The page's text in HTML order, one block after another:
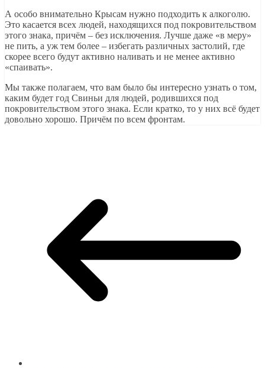
А особо внимательно Крысам нужно подходить к алкоголю.
Это касается всех людей, находящихся под покровительством
этого знака, причём – без исключения. Лучше даже «в меру»
не пить, а уж тем более – избегать различных застолий, где
скорее всего будут активно наливать и не менее активно
«спаивать».
Мы также полагаем, что вам было бы интересно узнать о том,
каким будет год Свиньи для людей, родившихся под
покровительством этого знака. Если кратко, то у них всё будет
довольно хорошо. Причём по всем фронтам.